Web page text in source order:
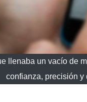
llenaba un vacío de
confianza, precisión y